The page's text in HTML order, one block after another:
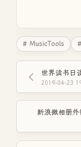
# MusicTools
世界读书日
2019-04-23
新浪微相册